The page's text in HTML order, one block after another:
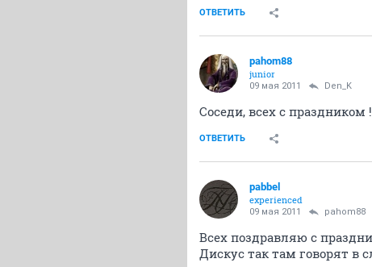
ОТВЕТИТЬ
pahom88
junior
09 мая 2011 Den_K
Соседи, всех с праздником !
ОТВЕТИТЬ
pabbel
experienced
09 мая 2011 pahom88
Всех поздравляю с
Дискус так там говорят в